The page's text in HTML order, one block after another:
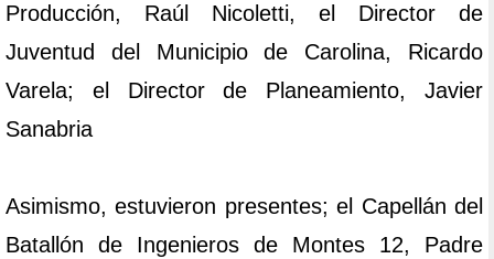
Producción, Raúl Nicoletti, el Director de
Juventud del Municipio de Carolina, Ricardo
Varela; el Director de Planeamiento, Javier
Sanabria
Asimismo, estuvieron presentes; el Capellán del
Batallón de Ingenieros de Montes 12, Padre